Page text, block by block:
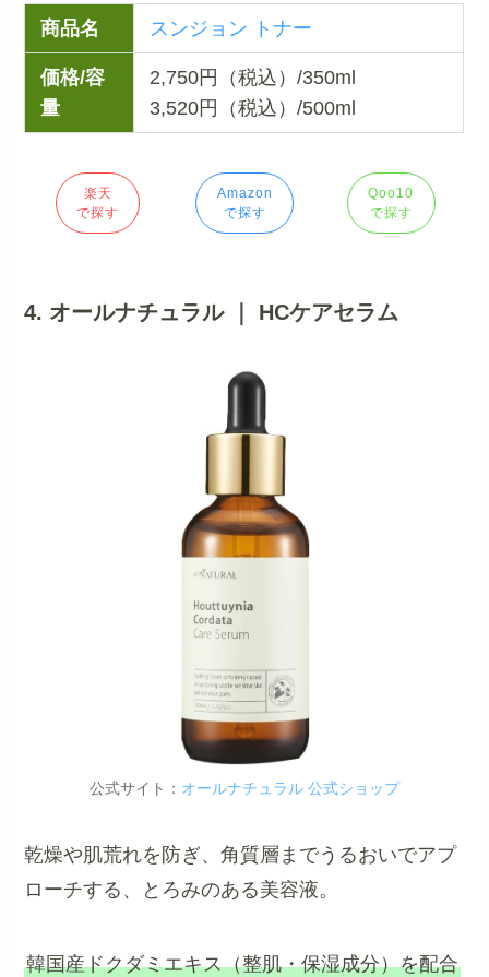
商品名 スンジョン トナー
価格/容
量
2,750円（税込）/350ml
3,520円（税込）/500ml
楽天
で探す
Amazon
で探す
Qoo10
で探す
4. オールナチュラル ｜ HCケアセラム
公式サイト： オールナチュラル 公式ショップ
乾燥や肌荒れを防ぎ、角質層までうるおいでアプ
ローチする、とろみのある美容液。
韓国産ドクダミエキス（整肌・保湿成分）を配合